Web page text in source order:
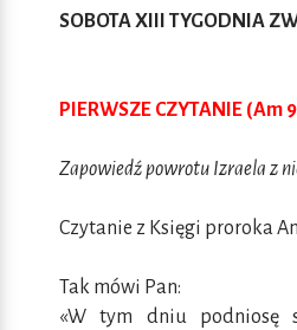
SOBOTA XIII TYGODNIA
PIERWSZE CZYTANIE (Am
Zapowiedź powrotu Izraela z
Czytanie z Księgi proroka
Tak mówi Pan:
«W tym dniu podniosę